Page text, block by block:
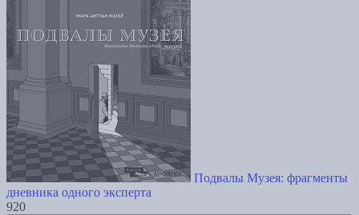
Подвалы Музея: фрагменты
дневника одного эксперта
920